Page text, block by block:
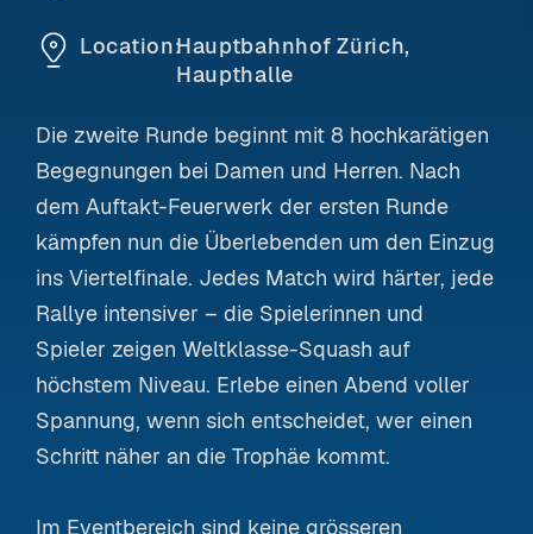
Location:Hauptbahnhof Zürich,
Haupthalle
Die zweite Runde beginnt mit 8 hochkarätigen
Begegnungen bei Damen und Herren. Nach
dem Auftakt-Feuerwerk der ersten Runde
kämpfen nun die Überlebenden um den Einzug
ins Viertelfinale. Jedes Match wird härter, jede
Rallye intensiver – die Spielerinnen und
Spieler zeigen Weltklasse-Squash auf
höchstem Niveau. Erlebe einen Abend voller
Spannung, wenn sich entscheidet, wer einen
Schritt näher an die Trophäe kommt.
Im Eventbereich sind keine grösseren